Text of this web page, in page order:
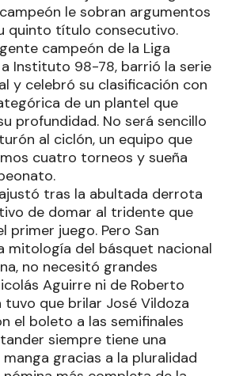
le sobran argumentos
quinto título consecutivo.
campeón de la Liga
Instituto 98-78, barrió la serie
y celebró su clasificación con
de un plantel que
profundidad. No será sencillo
al ciclón, un equipo que
cuatro torneos y sueña
tras la abultada derrota
de domar al tridente que
primer juego. Pero San
mitología del básquet nacional
no necesitó grandes
Aguirre ni de Roberto
tuvo que brilar José Vildoza
el boleto a las semifinales
siempre tiene una
gracias a la pluralidad